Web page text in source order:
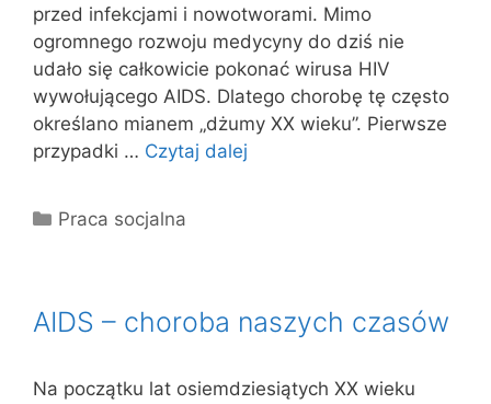
przed infekcjami i nowotworami. Mimo
ogromnego rozwoju medycyny do dziś nie
udało się całkowicie pokonać wirusa HIV
wywołującego AIDS. Dlatego chorobę tę często
określano mianem „dżumy XX wieku”. Pierwsze
przypadki … Czytaj dalej
Kategorie
Praca socjalna
AIDS – choroba naszych czasów
Na początku lat osiemdziesiątych XX wieku